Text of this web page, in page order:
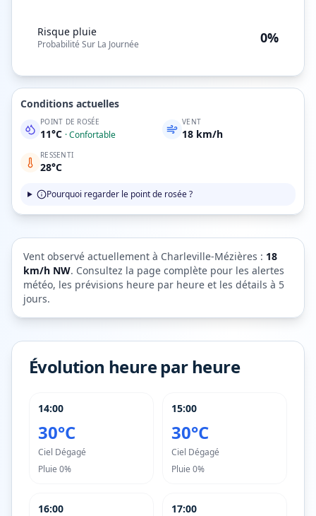
Risque pluie
Probabilité Sur La Journée 0%
Conditions actuelles
POINT DE ROSÉE
11°C ·Confortable
VENT
18 km/h
RESSENTI
28°C
Pourquoi regarder le point de rosée ?
Vent observé actuellement à Charleville-Mézières : 18
km/h NW. Consultez la page complète pour les alertes
météo, les prévisions heure par heure et les détails à 5
jours.
Évolution heure par heure
14:00
30°C
Ciel Dégagé
Pluie 0%
15:00
30°C
Ciel Dégagé
Pluie 0%
16:00 17:00